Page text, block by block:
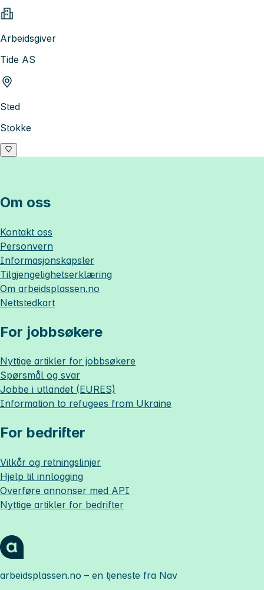
Arbeidsgiver
Tide AS
Sted
Stokke
Om oss
Kontakt oss
Personvern
Informasjonskapsler
Tilgjengelighetserklæring
Om arbeidsplassen.no
Nettstedkart
For jobbsøkere
Nyttige artikler for jobbsøkere
Spørsmål og svar
Jobbe i utlandet (EURES)
Information to refugees from Ukraine
For bedrifter
Vilkår og retningslinjer
Hjelp til innlogging
Overføre annonser med API
Nyttige artikler for bedrifter
arbeidsplassen.no – en tjeneste fra Nav